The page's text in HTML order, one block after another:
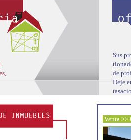
Sus
de
Deje
Venta >>